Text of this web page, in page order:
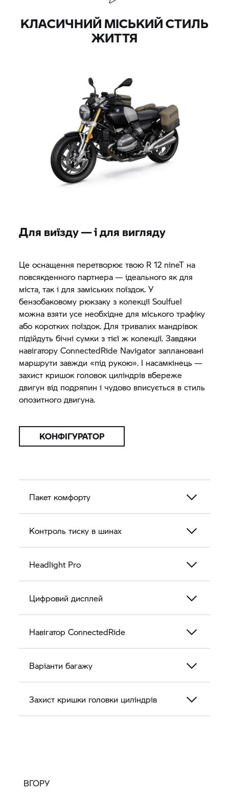
КЛАСИЧНИЙ МІСЬКИЙ СТИЛЬ
ЖИТТЯ
Для виїзду — і для вигляду
Це оснащення перетворює твою R 12 nineT на
повсякденного партнера — ідеального як для
міста, так і для заміських поїздок. У
бензобаковому рюкзаку з колекції Soulfuel
можна взяти усе необхідне для міського трафіку
або коротких поїздок. Для тривалих мандрівок
підійдуть бічні сумки з тієї ж колекції. Завдяки
навігатору ConnectedRide Navigator заплановані
маршрути завжди «під рукою». І насамкінець —
захист кришок головок циліндрів вбереже
двигун від подряпин і чудово вписується в стиль
опозитного двигуна.
КОНФІГУРАТОР
Пакет комфорту
Контроль тиску в шинах
Headlight Pro
Цифровий дисплей
Навігатор ConnectedRide
Варіанти багажу
Захист кришки головки циліндрів
ВГОРУ